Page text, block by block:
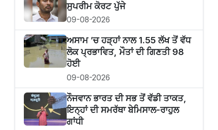
ਸੁਪਰੀਮ ਕੋਰਟ ਪੁੱਜੇ
09-08-2026
ਅਸਾਮ ’ਚ ਹੜ੍ਹਾਂ ਨਾਲ 1.55 ਲੱਖ ਤੋਂ ਵੱਧ
ਲੋਕ ਪ੍ਰਭਾਵਿਤ, ਮੌਤਾਂ ਦੀ ਗਿਣਤੀ 98
ਹੋਈ
09-08-2026
ਨੌਜਵਾਨ ਭਾਰਤ ਦੀ ਸਭ ਤੋਂ ਵੱਡੀ ਤਾਕਤ,
ਇਨ੍ਹਾਂ ਦੀ ਸਮਰੱਥਾ ਬੇਮਿਸਾਲ-ਰਾਹੁਲ
ਗਾਂਧੀ